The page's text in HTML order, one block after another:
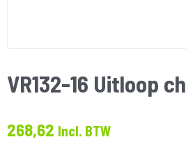
VR132-16 Uitloop
268,62 Incl. BTW